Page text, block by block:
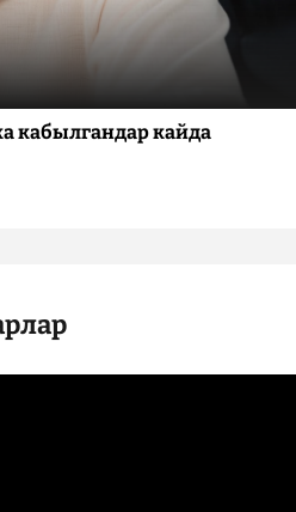
кабылгандар кайда